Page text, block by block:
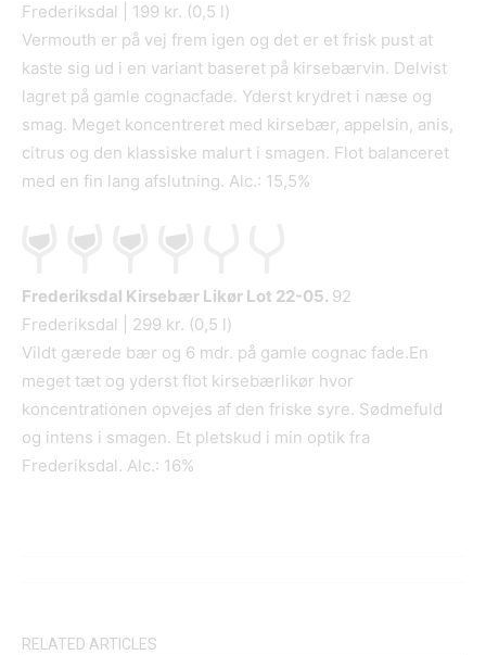
Frederiksdal | 199 kr. (0,5 l)
Vermouth er på vej frem igen og det er et frisk pust at
kaste sig ud i en variant baseret på kirsebærvin. Delvist
lagret på gamle cognacfade. Yderst krydret i næse og
smag. Meget koncentreret med kirsebær, appelsin, anis,
citrus og den klassiske malurt i smagen. Flot balanceret
med en fin lang afslutning. Alc.: 15,5%
Frederiksdal Kirsebær Likør Lot 22-05. 92
Frederiksdal | 299 kr. (0,5 l)
Vildt gærede bær og 6 mdr. på gamle cognac fade.En
meget tæt og yderst flot kirsebærlikør hvor
koncentrationen opvejes af den friske syre. Sødmefuld
og intens i smagen. Et pletskud i min optik fra
Frederiksdal. Alc.: 16%
RELATED ARTICLES